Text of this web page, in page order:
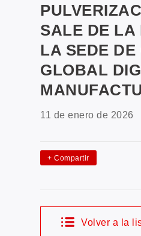
SALE DE LA
LA SEDE DE
GLOBAL
11 de enero de 2026
+ Compartir
Volver a la